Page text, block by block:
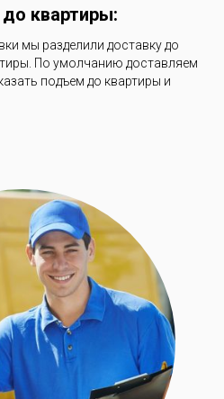
квартиры:
мы разделили доставку до
По умолчанию доставляем
подъем до квартиры и